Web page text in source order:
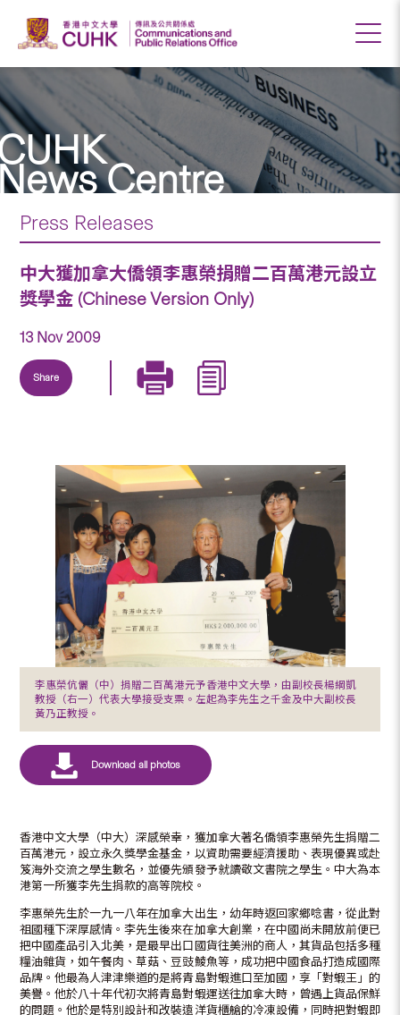
Centre
Press Releases
中大獲加拿大僑領李惠榮捐贈二百萬港元設立
獎學金 (Chinese Version Only)
13 Nov 2009
Share
李惠榮伉儷（中）捐贈二百萬港元予香港中文大學，由副校長楊綱凱
教授（右一）代表大學接受支票。左起為李先生之千金及中大副校長
黃乃正教授。
香港中文大學（中大）深感榮幸，獲加拿大著名僑領李惠榮先生捐贈二
百萬港元，設立永久獎學金基金，以資助需要經濟援助、表現優異或赴
笈海外交流之學生數名，並優先頒發予就讀敬文書院之學生。中大為本
港第一所獲李先生捐款的高等院校。
李惠榮先生於一九一八年在加拿大出生，幼年時返回家鄉唸書，從此對
祖國種下深厚感情。李先生後來在加拿大創業，在中國尚未開放前便已
把中國產品引入北美，是最早出口國貨往美洲的商人，其貨品包括多種
糧油雜貨，如午餐肉、草菇、豆豉鯪魚等，成功把中國食品打造成國際
品牌。他最為人津津樂道的是將青島對蝦進口至加國，享「對蝦王」的
美譽。他於八十年代初次將青島對蝦運送往加拿大時，曾遇上貨品保鮮
的問題。他於是特別設計和改裝遠洋貨櫃艙的冷凍設備，同時把對蝦即